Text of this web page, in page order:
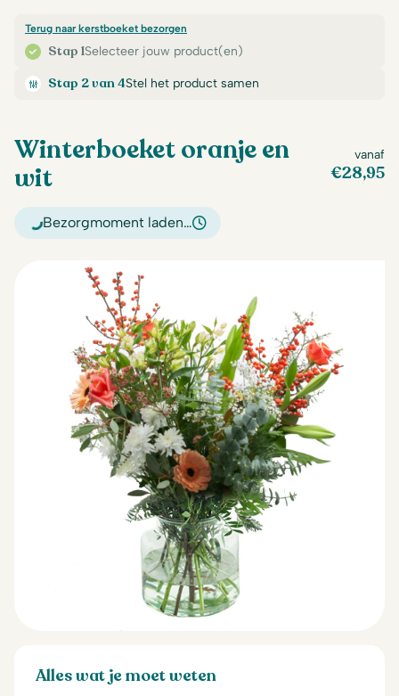
Stap 1Selecteer jouw product(en)
Terug naar kerstboeket bezorgen
Stap 2 van 4Stel het product samen
Winterboeket oranje en
wit
vanaf
€28,95
Bezorgmoment laden…
Alles wat je moet weten